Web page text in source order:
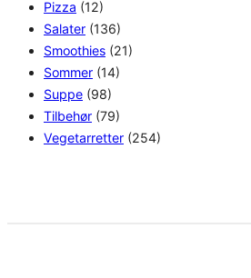
Pizza (12)
Salater (136)
Smoothies (21)
Sommer (14)
Suppe (98)
Tilbehør (79)
Vegetarretter (254)